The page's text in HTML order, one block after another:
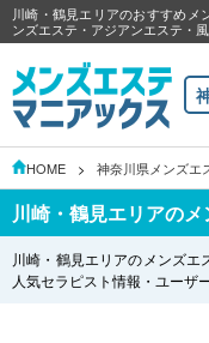
川崎・鶴見エリアのおすすめメ
ンズエステ・アジアンエステ・風
HOME 神奈川県メンズエ
川崎・鶴見エリアの
川崎・鶴見エリアのメンズエ
人気セラピスト情報・ユーザ